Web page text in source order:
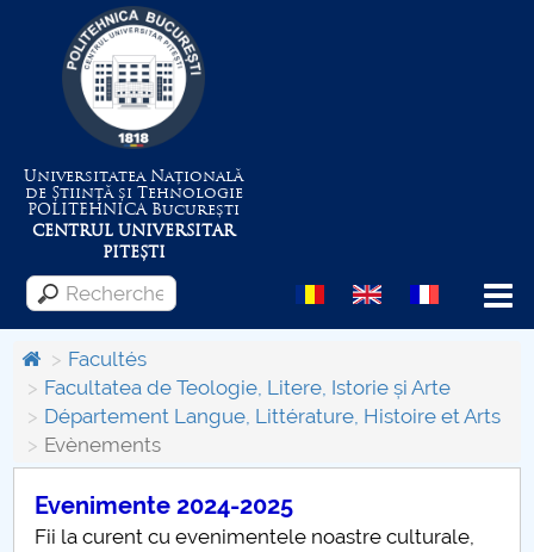
Universitatea Națională
de Știință și Tehnologie
POLITEHNICABucurești
CENTRUL UNIVERSITAR
PITEȘTI
Menu
Despre Universitate
Centrul de Management al Proiectelor
Conseil d'administration
Facultés
Facultatea de Teologie, Litere, Istorie și Arte
Département Langue, Littérature, Histoire et Arts
Evènements
Evenimente 2024-2025
Fii la curent cu evenimentele noastre culturale,